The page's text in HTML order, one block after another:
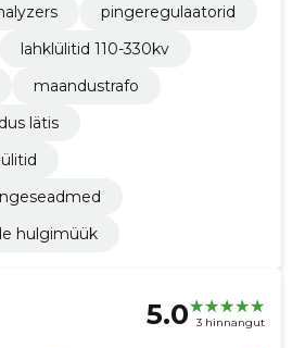
pingeregulaatorid
lahklülitid 110-330kv
maandustrafo
lätis
hulgimüük
5.0 3 hinnangut